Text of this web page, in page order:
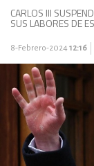
CARLOS III
SUS LABORES DE
8-Febrero-2024 12:16